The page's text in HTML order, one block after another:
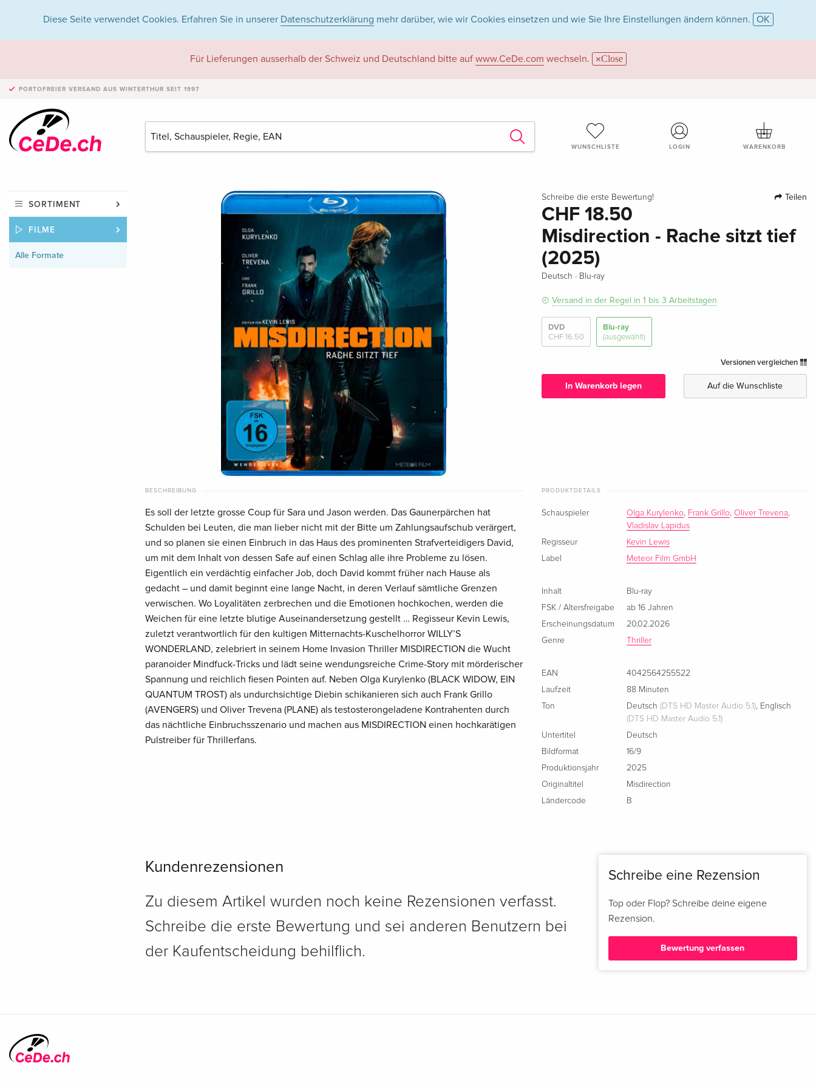
Diese Seite verwendet Cookies. Erfahren Sie in unserer Datenschutzerklärung mehr darüber, wie wir Cookies einsetzen und wie Sie Ihre Einstellungen ändern können. OK
Für Lieferungen ausserhalb der Schweiz und Deutschland bitte auf www.CeDe.com wechseln. Close
PORTOFREIER VERSAND AUS WINTERTHUR SEIT 1997
WUNSCHLISTE LOGIN WARENKORB
SORTIMENT
FILME
Alle Formate
Schreibe die erste Bewertung! Teilen
CHF 18.50
Misdirection - Rache sitzt tief
(2025)
Deutsch · Blu-ray
Versand in der Regel in 1 bis 3 Arbeitstagen
DVD
CHF 16.50
Blu-ray
(ausgewählt)
Versionen vergleichen
In Warenkorb legen Auf die Wunschliste
BESCHREIBUNG
Es soll der letzte grosse Coup für Sara und Jason werden. Das Gaunerpärchen hat
Schulden bei Leuten, die man lieber nicht mit der Bitte um Zahlungsaufschub verärgert,
und so planen sie einen Einbruch in das Haus des prominenten Strafverteidigers David,
um mit dem Inhalt von dessen Safe auf einen Schlag alle ihre Probleme zu lösen.
Eigentlich ein verdächtig einfacher Job, doch David kommt früher nach Hause als
gedacht – und damit beginnt eine lange Nacht, in deren Verlauf sämtliche Grenzen
verwischen. Wo Loyalitäten zerbrechen und die Emotionen hochkochen, werden die
Weichen für eine letzte blutige Auseinandersetzung gestellt … Regisseur Kevin Lewis,
zuletzt verantwortlich für den kultigen Mitternachts-Kuschelhorror WILLY’S
WONDERLAND, zelebriert in seinem Home Invasion Thriller MISDIRECTION die Wucht
paranoider Mindfuck-Tricks und lädt seine wendungsreiche Crime-Story mit mörderischer
Spannung und reichlich fiesen Pointen auf. Neben Olga Kurylenko (BLACK WIDOW, EIN
QUANTUM TROST) als undurchsichtige Diebin schikanieren sich auch Frank Grillo
(AVENGERS) und Oliver Trevena (PLANE) als testosterongeladene Kontrahenten durch
das nächtliche Einbruchsszenario und machen aus MISDIRECTION einen hochkarätigen
Pulstreiber für Thrillerfans.
PRODUKTDETAILS
Schauspieler Olga Kurylenko, Frank Grillo,Oliver Trevena,
Vladislav Lapidus
Regisseur
Kevin Lewis
Label
Meteor Film GmbH
Inhalt
Blu-ray
FSK / Altersfreigabe
ab 16 Jahren
Erscheinungsdatum
20.02.2026
Genre
Thriller
EAN
4042564255522
Laufzeit
88 Minuten
Ton
Deutsch (DTS HD Master Audio 5.1), Englisch
(DTS HD Master Audio 5.1)
Untertitel
Deutsch
Bildformat
16/9
Produktionsjahr
2025
Originaltitel
Misdirection
Ländercode
B
Kundenrezensionen
Zu diesem Artikel wurden noch keine Rezensionen verfasst.
Schreibe die erste Bewertung und sei anderen Benutzern bei
der Kaufentscheidung behilflich.
Schreibe eine Rezension
Top oder Flop? Schreibe deine eigene
Rezension.
Bewertung verfassen